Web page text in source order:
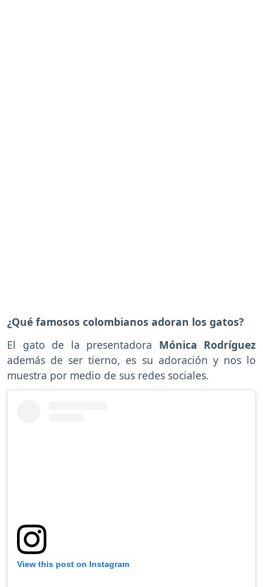
¿Qué famosos colombianos adoran los gatos?
El gato de la presentadora Mónica Rodríguez
además de ser tierno, es su adoración y nos lo
muestra por medio de sus redes sociales.
View this post on Instagram